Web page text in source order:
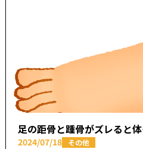
2024/07/18 その他